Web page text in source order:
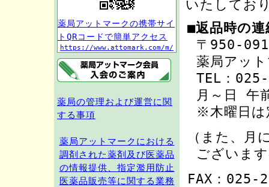
薬局アットマークの携帯サイ
トQRコードで簡単アクセス
https://www.attomark.com/m/
薬局の管理および運営に関
する事項
薬局アットマークにおける
調剤された薬剤及び医薬品
の情報提供、指定濫用防止
医薬品販売等に関する業務
いたしてお
■返品時の連
〒950-
薬局アッ
TEL：
月～日 午
※木曜日は
（また、月
ございま
FAX：025-